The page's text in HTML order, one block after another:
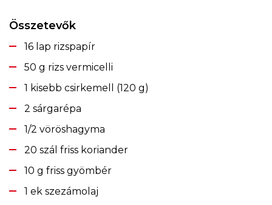
Összetevők
16 lap rizspapír
50 g rizs vermicelli
1 kisebb csirkemell (120 g)
2 sárgarépa
1/2 vöröshagyma
20 szál friss koriander
10 g friss gyömbér
1 ek szezámolaj